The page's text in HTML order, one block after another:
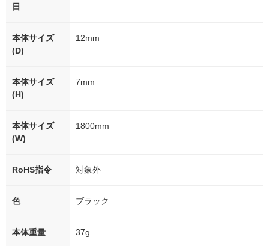
日
本体サイズ
(D)
12mm
本体サイズ
(H)
7mm
本体サイズ
(W)
1800mm
RoHS指令 対象外
色 ブラック
本体重量 37g